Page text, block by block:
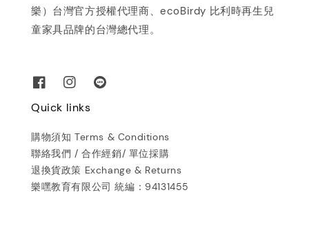
樂）台灣官方授權代理商、ecoBirdy 比利時再生兒
童家具品牌的台灣總代理。
Quick links
購物須知 Terms & Conditions
聯絡我們 / 合作經銷/ 單位採購
退換貨政策 Exchange & Returns
樂嘿教育有限公司 統編：94131455